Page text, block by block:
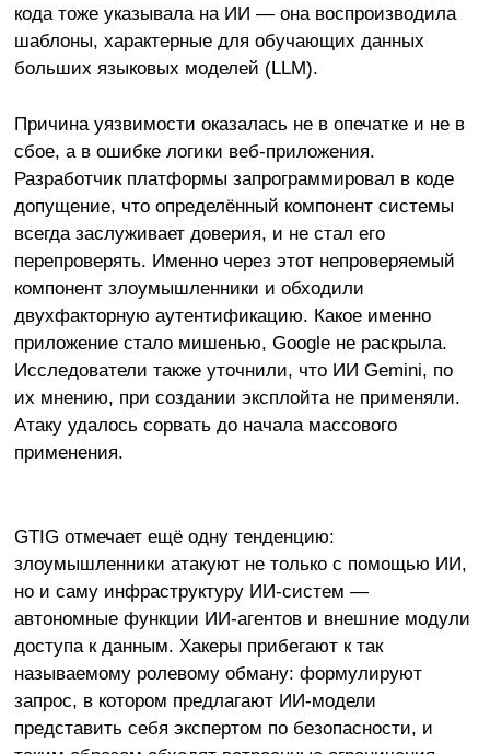
кода тоже указывала на ИИ — она воспроизводила
шаблоны, характерные для обучающих данных
больших языковых моделей (LLM).
Причина уязвимости оказалась не в опечатке и не в
сбое, а в ошибке логики веб-приложения.
Разработчик платформы запрограммировал в коде
допущение, что определённый компонент системы
всегда заслуживает доверия, и не стал его
перепроверять. Именно через этот непроверяемый
компонент злоумышленники и обходили
двухфакторную аутентификацию. Какое именно
приложение стало мишенью, Google не раскрыла.
Исследователи также уточнили, что ИИ Gemini, по
их мнению, при создании эксплойта не применяли.
Атаку удалось сорвать до начала массового
применения.
GTIG отмечает ещё одну тенденцию:
злоумышленники атакуют не только с помощью ИИ,
но и саму инфраструктуру ИИ-систем —
автономные функции ИИ-агентов и внешние модули
доступа к данным. Хакеры прибегают к так
называемому ролевому обману: формулируют
запрос, в котором предлагают ИИ-модели
представить себя экспертом по безопасности, и